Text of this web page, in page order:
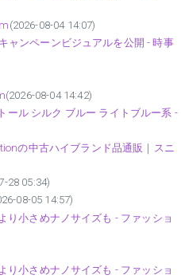
(2026-08-04 14:07)
ャンペーンビジュアルを公開 - 時事
(2026-08-04 14:42)
ール シルク ブルー ライトブルー系 -
の中古ハイブランド品通販｜スニ
28 05:34)
08-05 14:57)
り小さめナノサイズも - ファッショ
り小さめナノサイズも - ファッショ